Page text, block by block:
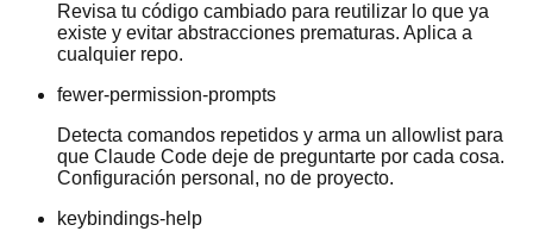
Revisa tu código cambiado para reutilizar lo que ya
existe y evitar abstracciones prematuras. Aplica a
cualquier repo.
fewer-permission-prompts
Detecta comandos repetidos y arma un allowlist para
que Claude Code deje de preguntarte por cada cosa.
Configuración personal, no de proyecto.
keybindings-help